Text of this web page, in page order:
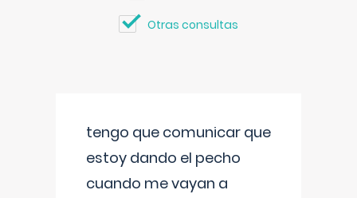
Otras consultas
tengo que comunicar que
estoy dando el pecho
cuando me vayan a